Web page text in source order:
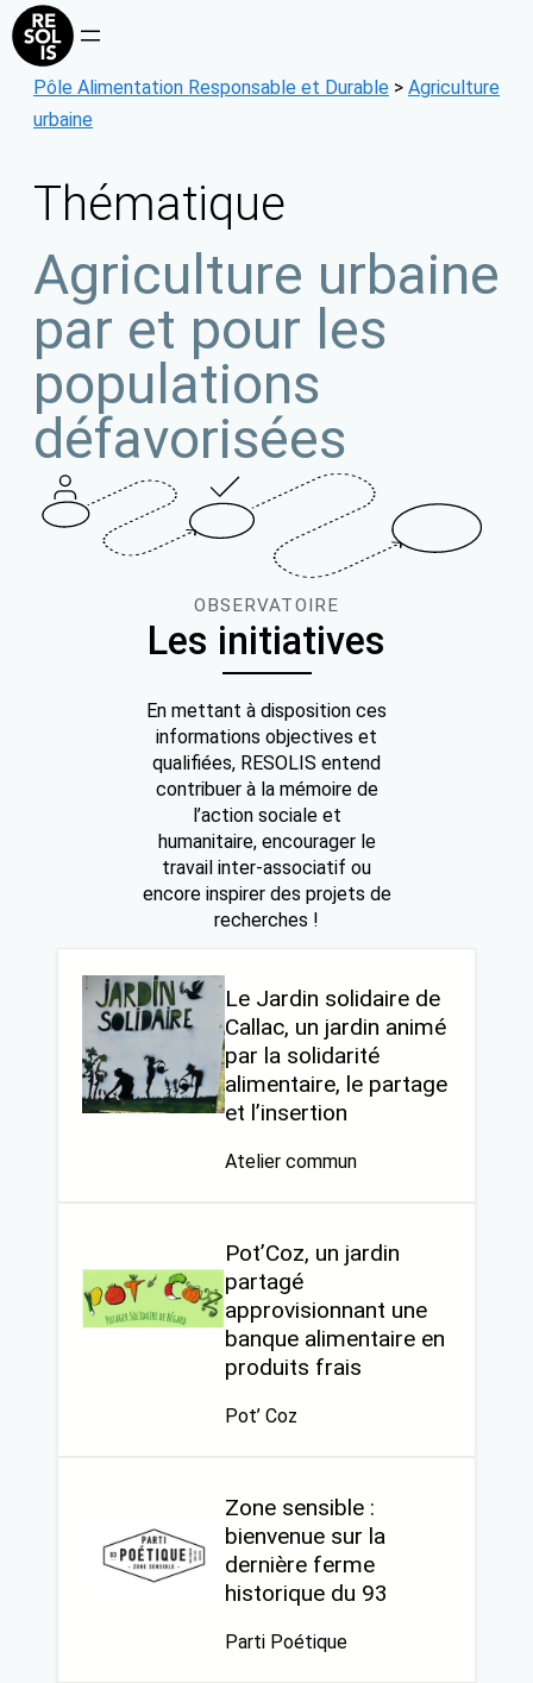
Aller
au
contenu
Pôle Alimentation Responsable et Durable > Agriculture
urbaine
Thématique
Agriculture urbaine
par et pour les
populations
défavorisées
OBSERVATOIRE
Les initiatives
En mettant à disposition ces
informations objectives et
qualifiées, RESOLIS entend
contribuer à la mémoire de
l’action sociale et
humanitaire, encourager le
travail inter-associatif ou
encore inspirer des projets de
recherches !
Le Jardin solidaire de
Callac, un jardin animé
par la solidarité
alimentaire, le partage
et l’insertion
Atelier commun
Pot’Coz, un jardin
partagé
approvisionnant une
banque alimentaire en
produits frais
Pot’ Coz
Zone sensible :
bienvenue sur la
dernière ferme
historique du 93
Parti Poétique